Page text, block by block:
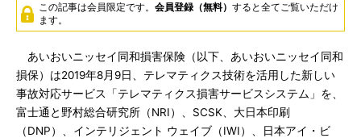
この記事は会員限定です。 会員登録（無料） すると全てご覧いただけ
ます。
あいおいニッセイ同和損害保険（以下、あいおいニッセイ同和
損保）は2019年8月9日、テレマティクス技術を活用した新しい
事故対応サービス「テレマティクス損害サービスシステム」を、
富士通と野村総合研究所（NRI）、SCSK、大日本印刷
（DNP）、インテリジェント ウェイブ（IWI）、日本アイ・ビ